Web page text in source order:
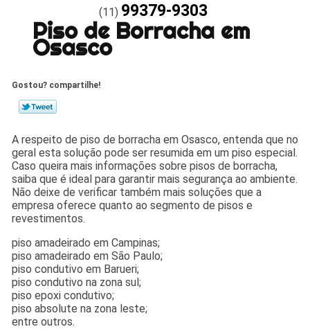
(11) 99379-9303
Piso de Borracha em
Osasco
Gostou? compartilhe!
A respeito de piso de borracha em Osasco, entenda que no
geral esta solução pode ser resumida em um piso especial.
Caso queira mais informações sobre pisos de borracha,
saiba que é ideal para garantir mais segurança ao ambiente.
Não deixe de verificar também mais soluções que a
empresa oferece quanto ao segmento de pisos e
revestimentos.
piso amadeirado em Campinas;
piso amadeirado em São Paulo;
piso condutivo em Barueri;
piso condutivo na zona sul;
piso epoxi condutivo;
piso absolute na zona leste;
entre outros.